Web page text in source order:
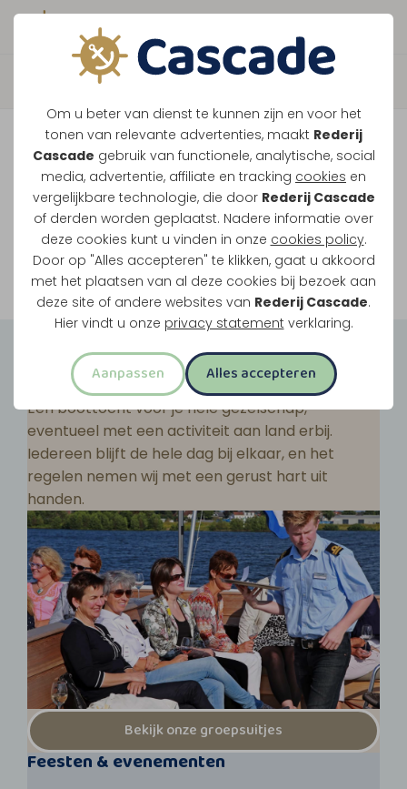
Om u beter van dienst te kunnen zijn en voor het
tonen van relevante advertenties, maakt Rederij
Cascade gebruik van functionele, analytische, social
media, advertentie, affiliate en tracking cookies en
vergelijkbare technologie, die door Rederij Cascade
of derden worden geplaatst. Nadere informatie over
deze cookies kunt u vinden in onze cookies policy.
Door op "Alles accepteren" te klikken, gaat u akkoord
met het plaatsen van al deze cookies bij bezoek aan
deze site of andere websites van Rederij Cascade.
Hier vindt u onze privacy statement verklaring.
Aanpassen Alles accepteren
Boek direct je vaart
Vaar je mee over de
Maasplassen?
Ondanks de lage waterstanden gaan
onze vaarten gewoon door.
Bekijk onze rondvaarten
Groepsuitjes
Een boottocht voor je hele gezelschap,
eventueel met een activiteit aan land erbij.
Iedereen blijft de hele dag bij elkaar, en het
regelen nemen wij met een gerust hart uit
handen.
Bekijk onze groepsuitjes
Feesten & evenementen